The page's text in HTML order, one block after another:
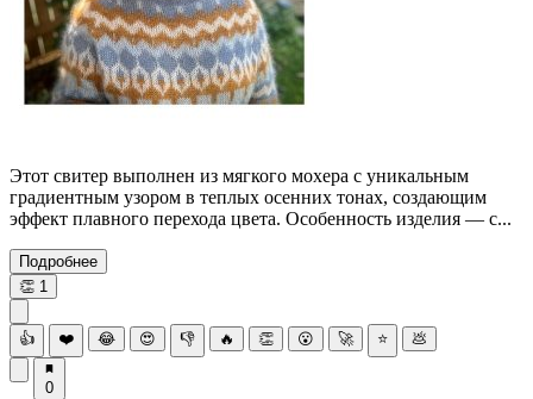
Этот свитер выполнен из мягкого мохера с уникальным
градиентным узором в теплых осенних тонах, создающим
эффект плавного перехода цвета. Особенность изделия — с...
Подробнее
👏 1
👍 ❤️ 😂 😍 👎 🔥 👏 😮 🚀 ⭐ 💩
0